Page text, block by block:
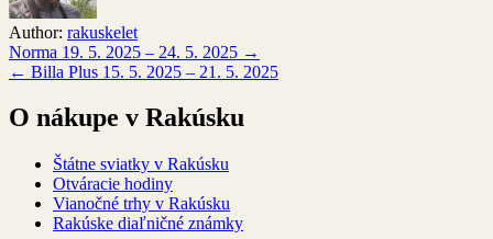
Author: rakuskelet
Navigácia
v
článku
Norma 19. 5. 2025 – 24. 5. 2025 →
← Billa Plus 15. 5. 2025 – 21. 5. 2025
O nákupe v Rakúsku
Štátne sviatky v Rakúsku
Otváracie hodiny
Vianočné trhy v Rakúsku
Rakúske diaľničné známky